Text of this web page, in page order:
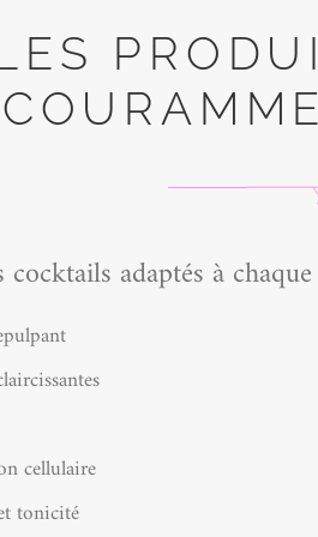
cocktails adaptés à
cellulaire
tonicité